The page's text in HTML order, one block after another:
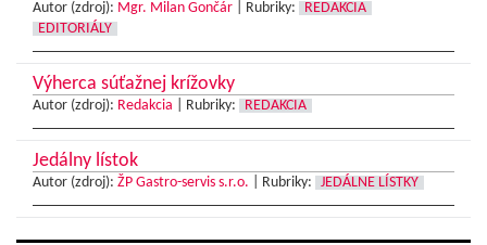
Autor (zdroj): Mgr. Milan Gončár Rubriky:
REDAKCIA
EDITORIÁLY
Výherca súťažnej krížovky
Autor (zdroj): Redakcia Rubriky: REDAKCIA
Jedálny lístok
Autor (zdroj): ŽP Gastro-servis s.r.o. Rubriky: JEDÁLNE LÍSTKY